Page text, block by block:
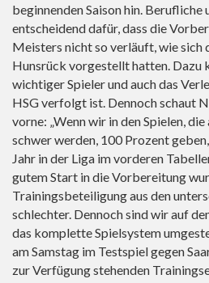
beginnenden Saison hin.
entscheidend dafür, dass die
Meisters nicht so verläuft, wie sich
Hunsrück vorgestellt hatten. Dazu
wichtiger Spieler und auch das
HSG verfolgt ist. Dennoch schaut
vorne: „Wenn wir in den Spielen,
schwer werden, 100 Prozent
Jahr in der Liga im vorderen
gutem Start in die Vorbereitung
Trainingsbeteiligung aus den
schlechter. Dennoch sind wir auf
das komplette Spielsystem
am Samstag im Testspiel gegen
zur Verfügung stehenden